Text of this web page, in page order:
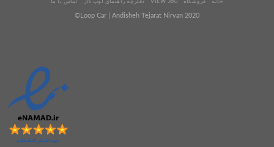
خانه فروشگاه VIEW 360 دفترچه راهنمای لوپ کار تماس با ما
2020 Loop Car | Andisheh Tejarat Nirvan©